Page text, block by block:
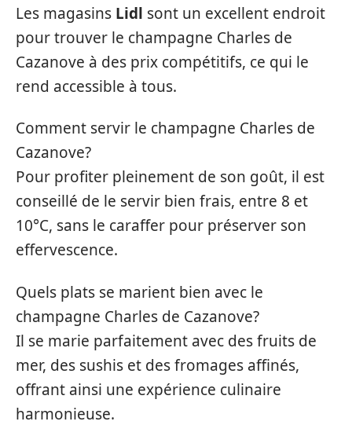
Les magasins Lidl sont un excellent endroit
pour trouver le champagne Charles de
Cazanove à des prix compétitifs, ce qui le
rend accessible à tous.
Comment servir le champagne Charles de
Cazanove?
Pour profiter pleinement de son goût, il est
conseillé de le servir bien frais, entre 8 et
10°C, sans le caraffer pour préserver son
effervescence.
Quels plats se marient bien avec le
champagne Charles de Cazanove?
Il se marie parfaitement avec des fruits de
mer, des sushis et des fromages affinés,
offrant ainsi une expérience culinaire
harmonieuse.